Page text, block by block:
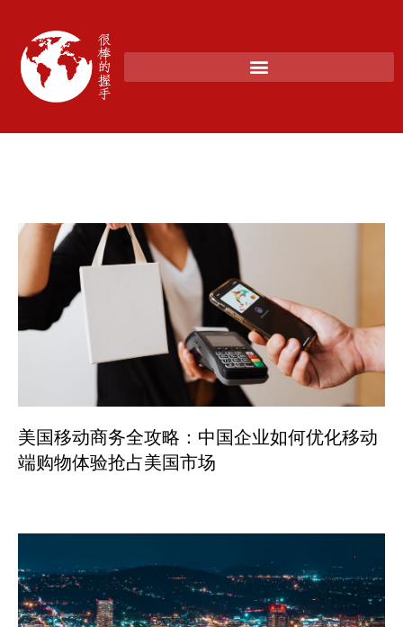
美国移动商务全攻略：中国企业如何优化移动
端购物体验抢占美国市场